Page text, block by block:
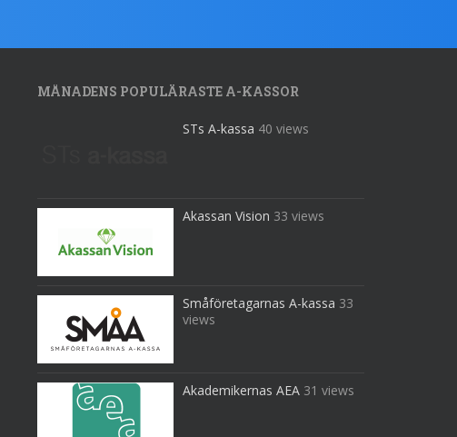
MÅNADENS POPULÄRASTE A-KASSOR
STs A-kassa 40 views
Akassan Vision 33 views
Småföretagarnas A-kassa 33
views
Akademikernas AEA 31 views